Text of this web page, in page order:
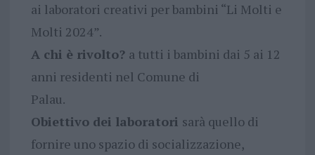
ai laboratori creativi per bambini “Li Molti e
Molti 2024”.
A chi è rivolto? a tutti i bambini dai 5 ai 12
anni residenti nel Comune di
Palau.
Obiettivo dei laboratori sarà quello di
fornire uno spazio di socializzazione,